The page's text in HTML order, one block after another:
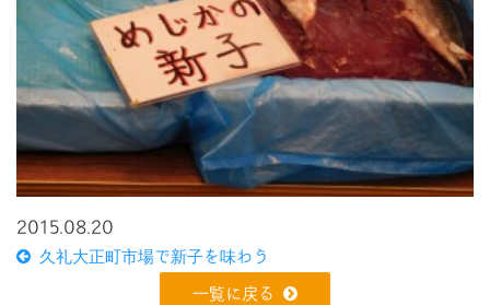
2015.08.20
久礼大正町市場で新子を味わう
一覧に戻る